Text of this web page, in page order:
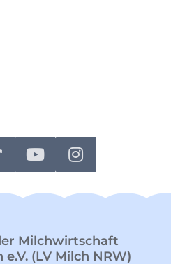
Milchwirtschaft
(LV Milch NRW)